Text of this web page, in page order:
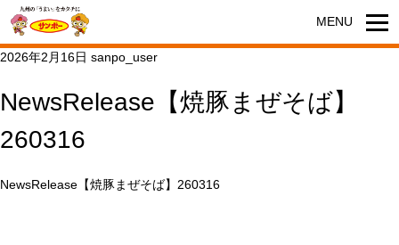
2026年2月16日 sanpo_user
NewsRelease【焼豚まぜそば】
260316
NewsRelease【焼豚まぜそば】260316